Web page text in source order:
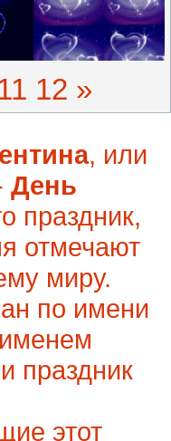
12 »
, или
День
праздник,
отмечают
миру.
по имени
праздник
этот